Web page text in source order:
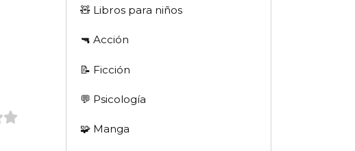
🧸 Libros para niños
🔫 Acción
📝 Ficción
💬 Psicología
🧩 Manga